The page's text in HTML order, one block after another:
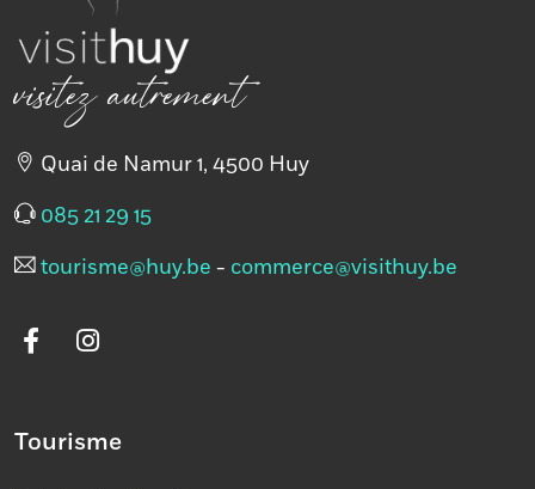
Mosan"
visitez autrement
Quai de Namur 1, 4500 Huy
085 21 29 15
tourisme@huy.be - commerce@visithuy.be
Tourisme